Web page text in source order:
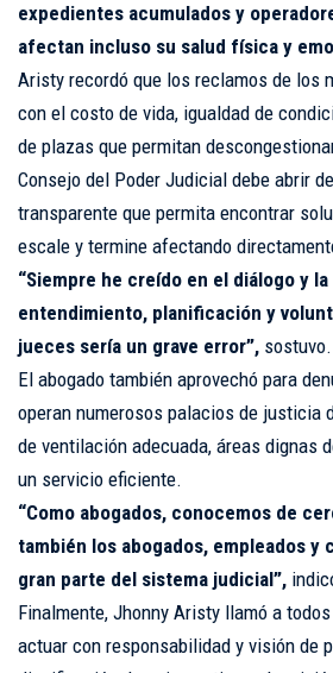
expedientes acumulados y
afectan incluso su salud física y
Aristy recordó que los reclamos de los
con el costo de vida, igualdad de
de plazas que permitan
Consejo del Poder Judicial debe abrir
transparente que permita encontrar
escale y termine afectando
“Siempre he creído en el diálogo y
entendimiento, planificación y
jueces sería un grave error”,sostuvo.
El abogado también aprovechó para
operan numerosos palacios de justicia
de ventilación adecuada, áreas dignas
un servicio eficiente.
“Como abogados, conocemos de
también los abogados, empleados
gran parte del sistema judicial”,
Finalmente, Jhonny Aristy llamó a
actuar con responsabilidad y visión